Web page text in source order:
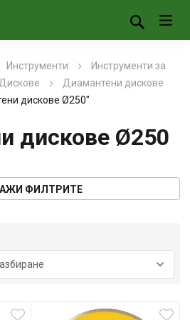
Инструменти
Инструменти за
Дискове
Диамантени дискове
дискове Ø250"
дискове Ø250
ФИЛТРИТЕ